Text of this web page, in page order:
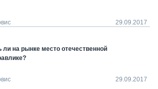
29.09.2017
ли на рынке место отечественной
29.09.2017